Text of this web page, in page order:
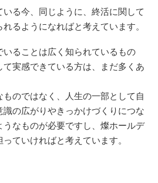
いる今、同じように、終活に関して
るようになればと考えています。
ることは広く知られているもの
実感できている方は、まだ多くあ
のではなく、人生の一部として自
の広がりやきっかけづくりにつな
うなものが必要ですし、燦ホールデ
ていければと考えています。